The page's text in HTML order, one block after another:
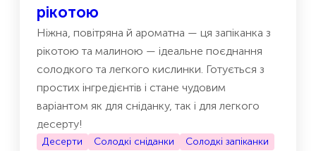
рікотою
Ніжна, повітряна й ароматна — ця запіканка з
рікотою та малиною — ідеальне поєднання
солодкого та легкого кислинки. Готується з
простих інгредієнтів і стане чудовим
варіантом як для сніданку, так і для легкого
десерту!
Десерти Солодкі сніданки Cолодкі запіканки